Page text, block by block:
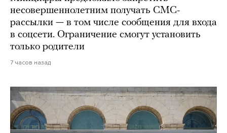
несовершеннолетним получать СМС-
рассылки — в том числе сообщения для входа
в соцсети. Ограничение смогут установить
только родители
7 часов назад